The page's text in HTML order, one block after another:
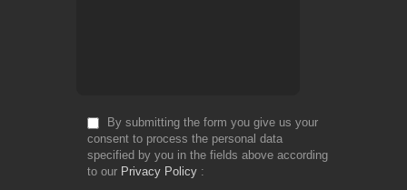
By submitting the form you give us your
consent to process the personal data
specified by you in the fields above according
to our Privacy Policy